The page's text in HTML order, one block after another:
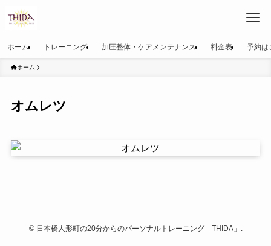
ホーム トレーニング 加圧整体・ケアメンテナンス 料金表 予約は
ホーム
オムレツ
©日本橋人形町の20分からのパーソナルトレーニング「THIDA」.